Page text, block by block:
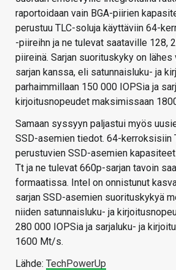
raportoidaan vain BGA-piirien
perustuu TLC-soluja käyttäviin 64-
-piireihn ja ne tulevat saataville 128,
piireinä. Sarjan suorituskyky on
sarjan kanssa, eli satunnaisluku- ja
parhaimmillaan 150 000 IOPSia ja
kirjoitusnopeudet maksimissaan
Samaan syssyyn paljastui myös
SSD-asemien tiedot. 64-kerroksisiin
perustuvien SSD-asemien
Tt ja ne tulevat 660p-sarjan tavoin
formaatissa. Intel on onnistunut
sarjan SSD-asemien suorituskykyä
niiden satunnaisluku- ja
280 000 IOPSia ja sarjaluku- ja
1600 Mt/s.
Lähde: TechPowerUp